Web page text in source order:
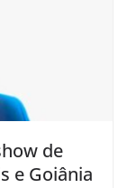
de
e Goiânia